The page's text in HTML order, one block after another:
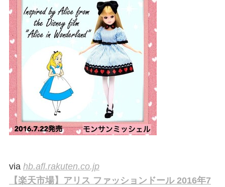
via hb.afl.rakuten.co.jp
【楽天市場】アリス ファッションドール 2016年7